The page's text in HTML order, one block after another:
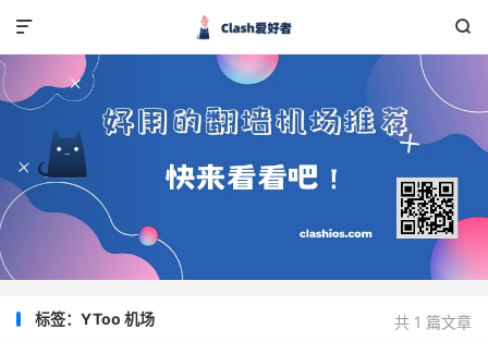


共 1 篇文章
标签：YToo 机场